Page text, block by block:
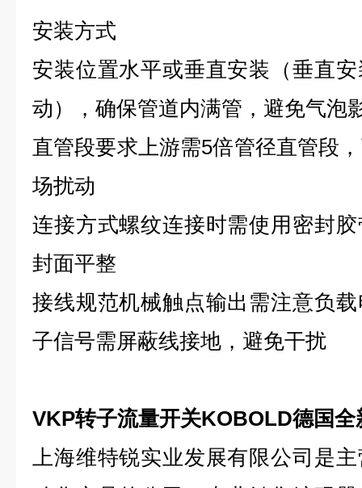
安装方式
安装位置水平或垂直安装（垂直
动），确保管道内满管，避免气泡
直管段要求上游需5倍管径直管段
场扰动
连接方式螺纹连接时需使用密封
封面平整
接线规范机械触点输出需注意负
子信号需屏蔽线接地，避免干扰
VKP转子流量开关KOBOLD德国全
上海维特锐实业发展有限公司是